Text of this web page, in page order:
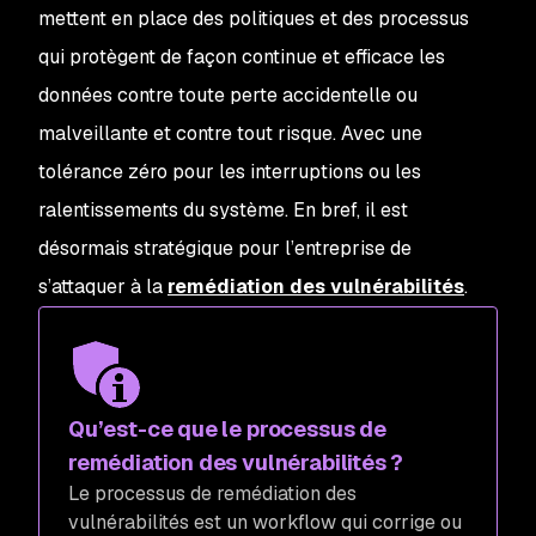
mettent en place des politiques et des processus
qui protègent de façon continue et efficace les
données contre toute perte accidentelle ou
malveillante et contre tout risque. Avec une
tolérance zéro pour les interruptions ou les
ralentissements du système. En bref, il est
désormais stratégique pour l’entreprise de
s’attaquer à la remédiation des vulnérabilités.
Qu’est-ce que le processus de
remédiation des vulnérabilités ?
Le processus de remédiation des
vulnérabilités est un workflow qui corrige ou